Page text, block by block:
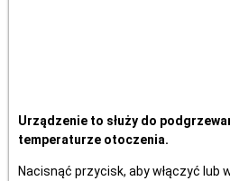
Urządzenie to służy do
temperaturze otoczenia.
Nacisnąć przycisk, aby włączyć lub